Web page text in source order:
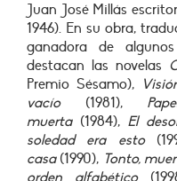
Juan José Millás
1946). En su obra,
ganadora de
destacan las novelas
Premio Sésamo),
vacío(1981),
muerta (1984), El
soledad era esto
casa(1990), Tonto,
orden alfabético